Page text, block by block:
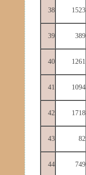
38 1523
39 389
40 1261
41 1094
42 1718
43 82
44 749